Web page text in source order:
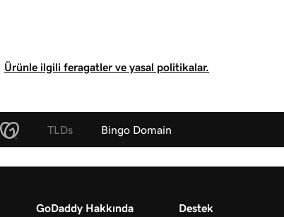
Ürünle ilgili feragatler ve yasal politikalar.
TLDs Bingo Domain
GoDaddy Hakkında Destek